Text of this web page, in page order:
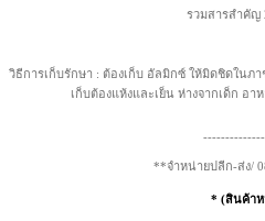
รวมสารสำคัญ
วิธีการเก็บรักษา : ต้องเก็บ อัลมิกซ์ ให้มิดชิดใน
เก็บต้องแห้งและเย็น ห่างจากเด็ก อา
**จำหน่ายปลีก-ส่ง/
* (สินค้า